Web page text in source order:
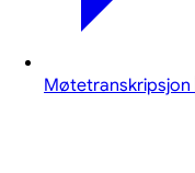
Møtetranskripsjon